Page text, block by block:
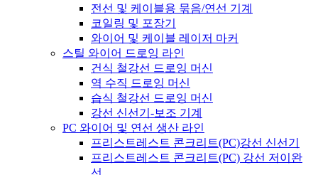
전선 및 케이블용 묶음/연선 기계
코일링 및 포장기
와이어 및 케이블 레이저 마커
스틸 와이어 드로잉 라인
건식 철강선 드로잉 머신
역 수직 드로잉 머신
습식 철강선 드로잉 머신
강선 신선기-보조 기계
PC 와이어 및 연선 생산 라인
프리스트레스트 콘크리트(PC)강선 신선기
프리스트레스트 콘크리트(PC) 강선 저이완
선